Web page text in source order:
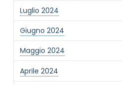
Luglio 2024
Giugno 2024
Maggio 2024
Aprile 2024
Informativa Privacy
Ho preso visione
Privacy Policy completa